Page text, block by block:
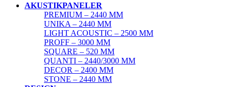
AKUSTIKPANELER
PREMIUM – 2440 MM
UNIKA – 2440 MM
LIGHT ACOUSTIC – 2500 MM
PROFF – 3000 MM
SQUARE – 520 MM
QUANTI – 2440/3000 MM
DECOR – 2400 MM
STONE – 2440 MM